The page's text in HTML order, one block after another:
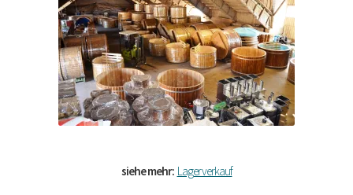
siehe mehr: Lagerverkauf